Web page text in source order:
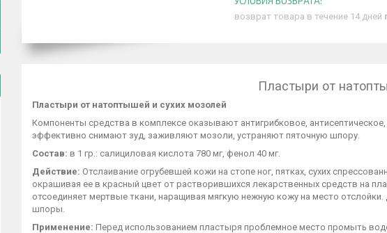
возврат товара в течение 14 дней
Пластыри от
Пластыри от натоптышей и сухих мозолей
Компоненты средства в комплексе оказывают антигрибковое,
эффективно снимают зуд, заживляют мозоли, устраняют пяточную шпору.
Состав: в 1 гр.: салициловая кислота 780 мг, фенол 40 мг.
Действие: Отслаивание огрубевшей кожи на стопе ног, пятках, сухих
окрашивая ее в красный цвет от растворившихся лекарственных средств на
отсоединяет мертвые ткани, наращивая мягкую нежную кожу на место
шпоры.
Применение: Перед использованием пластыря проблемное место промыть